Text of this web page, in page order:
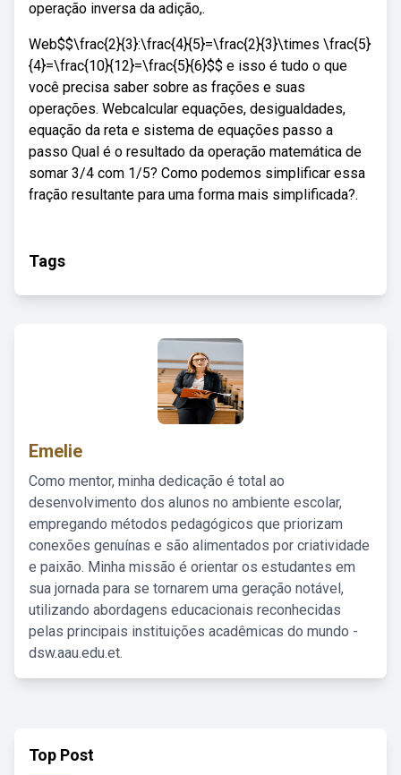
operação inversa da adição,.
Web$$\frac{2}{3}:\frac{4}{5}=\frac{2}{3}\times \frac{5}
{4}=\frac{10}{12}=\frac{5}{6}$$ e isso é tudo o que
você precisa saber sobre as frações e suas
operações. Webcalcular equações, desigualdades,
equação da reta e sistema de equações passo a
passo Qual é o resultado da operação matemática de
somar 3/4 com 1/5? Como podemos simplificar essa
fração resultante para uma forma mais simplificada?.
Tags
Emelie
Como mentor, minha dedicação é total ao
desenvolvimento dos alunos no ambiente escolar,
empregando métodos pedagógicos que priorizam
conexões genuínas e são alimentados por criatividade
e paixão. Minha missão é orientar os estudantes em
sua jornada para se tornarem uma geração notável,
utilizando abordagens educacionais reconhecidas
pelas principais instituições acadêmicas do mundo -
dsw.aau.edu.et.
Top Post